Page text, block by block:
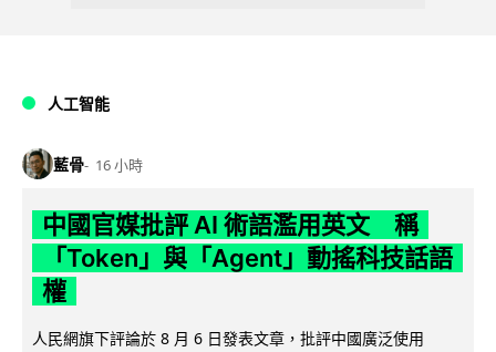
人工智能
藍骨 16 小時
中國官媒批評 AI 術語濫用英文 稱
「Token」與「Agent」動搖科技話語
權
人民網旗下評論於 8 月 6 日發表文章，批評中國廣泛使用